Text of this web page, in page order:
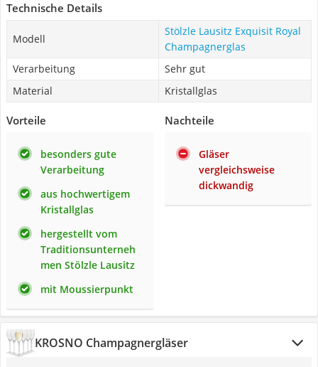
Technische Details
Modell
Stölzle Lausitz Exquisit Royal
Champagnerglas
Verarbeitung
Sehr gut
Material
Kristallglas
Vorteile
besonders gute
Verarbeitung
aus hochwertigem
Kristallglas
hergestellt vom
Traditionsunterneh
men Stölzle Lausitz
mit Moussierpunkt
Nachteile
Gläser
vergleichsweise
dickwandig
KROSNO Champagnergläser